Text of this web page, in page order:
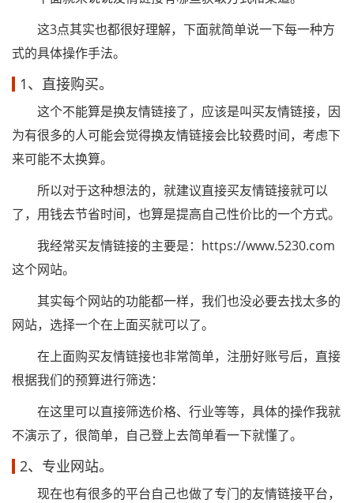
这3点其实也都很好理解，下面就简单说一下每一种方
式的具体操作手法。
1、直接购买。
这个不能算是换友情链接了，应该是叫买友情链接，因
为有很多的人可能会觉得换友情链接会比较费时间，考虑下
来可能不太换算。
所以对于这种想法的，就建议直接买友情链接就可以
了，用钱去节省时间，也算是提高自己性价比的一个方式。
我经常买友情链接的主要是：https://www.5230.com
这个网站。
其实每个网站的功能都一样，我们也没必要去找太多的
网站，选择一个在上面买就可以了。
在上面购买友情链接也非常简单，注册好账号后，直接
根据我们的预算进行筛选：
在这里可以直接筛选价格、行业等等，具体的操作我就
不演示了，很简单，自己登上去简单看一下就懂了。
2、专业网站。
现在也有很多的平台自己也做了专门的友情链接平台，